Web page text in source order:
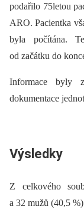
podařilo 75letou
ARO. Pacientka
byla počítána.
od začátku do
Informace byly
dokumentace
Výsledky
Z celkového
a 32 mužů (40,5